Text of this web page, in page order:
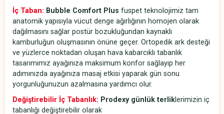
İç Taban: Bubble Comfort Plus fuspet teknolojimiz tam
anatomik yapısıyla vücut denge ağırlığının homojen olarak
dağılmasını sağlar postür bozukluğundan kaynaklı
kamburluğun oluşmasının önüne geçer. Ortopedik ark desteği
ve yüzlerce noktadan oluşan hava kabarcıklı tabanlık
tasarımımız ayağınıza maksimum konfor sağlayıp her
adımınızda ayağınıza masaj etkisi yaparak gün sonu
yorgunluğunuzun azalmasına yardımcı olur.
Değiştirebilir İç Tabanlık: Prodexy günlük terliklerimizin iç
tabanlığı değiştirebilir olarak